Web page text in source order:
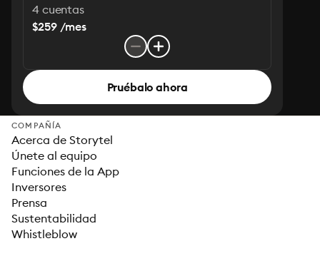
4 cuentas
$259 /mes
Pruébalo ahora
COMPAÑÍA
Acerca de Storytel
Únete al equipo
Funciones de la App
Inversores
Prensa
Sustentabilidad
Whistleblow